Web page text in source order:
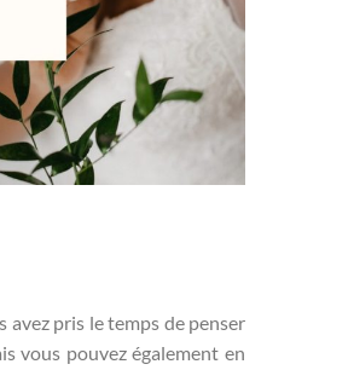
pris le temps de penser
vous pouvez également en